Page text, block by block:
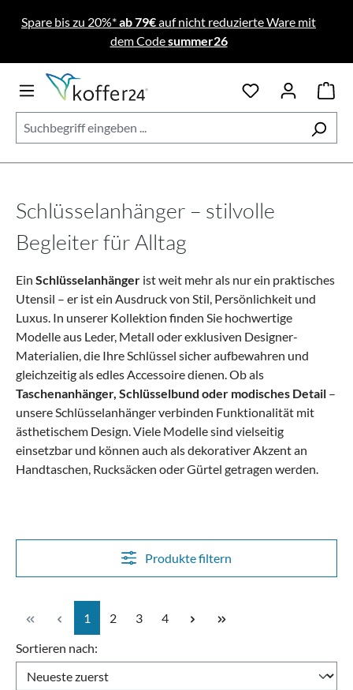
Zum Hauptinhalt springen
Spare bis zu 20%*ab 79€auf nicht reduzierte Ware mit
dem Codesummer26
Schlüsselanhänger – stilvolle
Begleiter für Alltag
Ein Schlüsselanhänger ist weit mehr als nur ein praktisches
Utensil – er ist ein Ausdruck von Stil, Persönlichkeit und
Luxus. In unserer Kollektion finden Sie hochwertige
Modelle aus Leder, Metall oder exklusiven Designer-
Materialien, die Ihre Schlüssel sicher aufbewahren und
gleichzeitig als edles Accessoire dienen.Ob als
Taschenanhänger, Schlüsselbund oder modisches Detail –
unsere Schlüsselanhänger verbinden Funktionalität mit
ästhetischem Design. Viele Modelle sind vielseitig
einsetzbar und können auch als dekorativer Akzent an
Handtaschen, Rucksäcken oder Gürtel getragen werden.
Produkte filtern
Seite
1 Seite
2 Seite
3 Seite
4
Sortieren nach: